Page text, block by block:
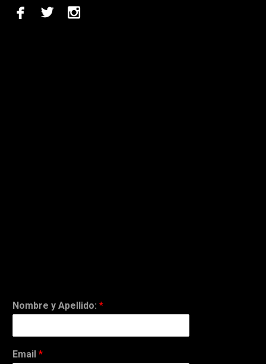
Nombre y Apellido: *
Email *